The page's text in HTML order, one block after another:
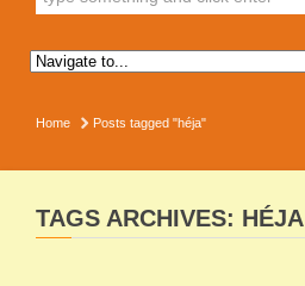
Home Posts tagged "héja"
TAGS ARCHIVES: HÉJA